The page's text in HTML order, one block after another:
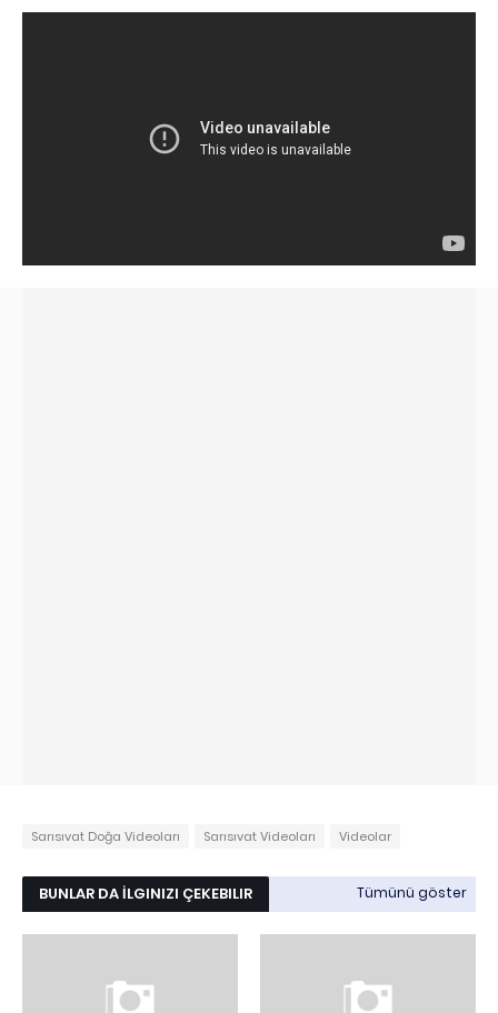
Sarısıvat Doğa Videoları Sarısıvat Videoları Videolar
BUNLAR DA İLGINIZI ÇEKEBILIR Tümünü göster